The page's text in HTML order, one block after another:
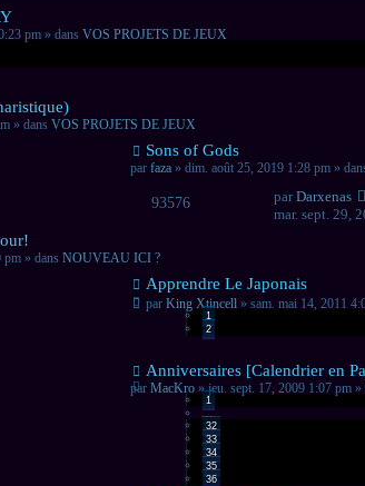
pm » dans VOS PROJETS DE JEUX
» dans VOS PROJETS DE JEUX
Nouveau
message
Sons of Gods
par faza » dim. août 25, 2019 1:28 pm »
93576 parDarxenas
mar. sept. 29,
» dans NOUVEAU ICI ?
Nouveau
message
Apprendre Le Japonais
par King Xtincell » sam. mai 14, 2011
1
2
Nouveau
message
Anniversaires [Calendrier en
par MacKro » jeu. sept. 17, 2009 1:07 pm »
1
…
32
33
34
35
36